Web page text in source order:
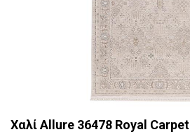
Χαλί Allure 36478 Royal Carpet